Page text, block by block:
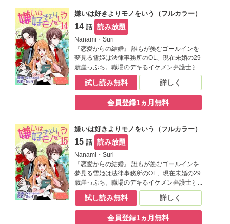
嫌いは好きよりモノをいう（フルカラー）
14 話 読み放題
Nanami・Suri
『恋愛からの結婚』 誰もが羨むゴールインを
夢見る雪姫は法律事務所のOL、現在未婚の29
歳崖っぷち。職場のデキるイケメン弁護士と
の妄想で心を満たす毎日だけど、ひょんな事
から替え玉お見合いをする事に。そこで現れ
た相手は生涯最高に嫌なヤツで――！？【恋
するソワレ】
試し読み無料 詳しく
会員登録1ヵ月無料
嫌いは好きよりモノをいう（フルカラー）
15 話 読み放題
Nanami・Suri
『恋愛からの結婚』 誰もが羨むゴールインを
夢見る雪姫は法律事務所のOL、現在未婚の29
歳崖っぷち。職場のデキるイケメン弁護士と
の妄想で心を満たす毎日だけど、ひょんな事
から替え玉お見合いをする事に。そこで現れ
た相手は生涯最高に嫌なヤツで――！？【恋
するソワレ】
試し読み無料 詳しく
会員登録1ヵ月無料